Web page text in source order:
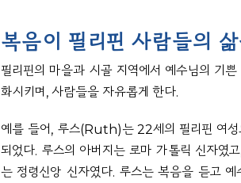
복음이 필리핀 사람들의
필리핀의 마을과 시골 지역에서 예수님의 기
화시키며, 사람들을 자유롭게 한다.
예를 들어, 루스(Ruth)는 22세의 필리핀 여성
되었다. 루스의 아버지는 로마 가톨릭 신자였
는 정령신앙 신자였다. 루스는 복음을 듣고